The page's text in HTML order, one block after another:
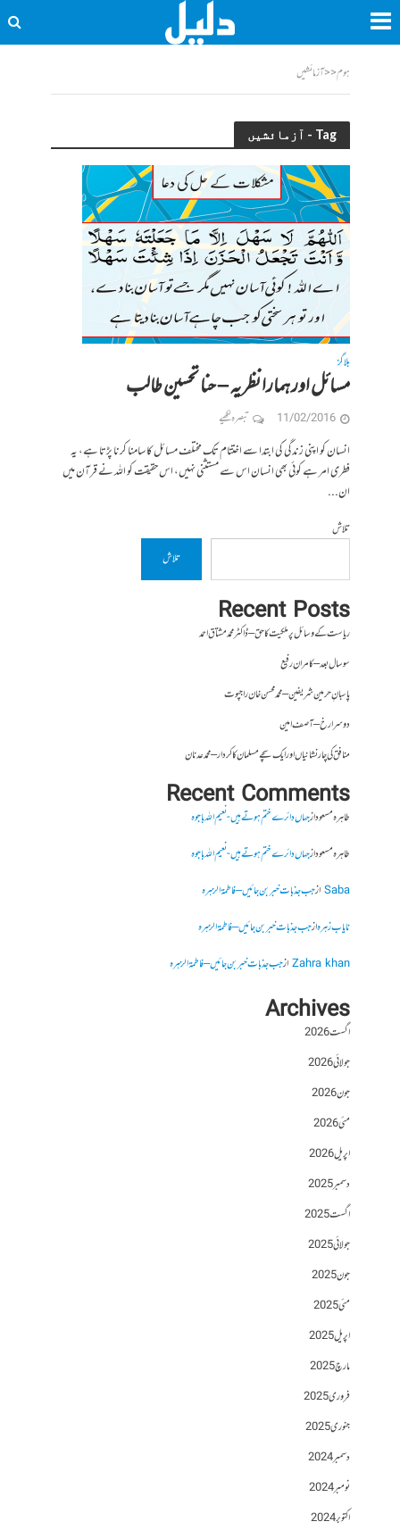
ہوم<<آزمائشیں
Tag - آزمائشیں
بلاگز
مسائل اور ہمارا نظریہ – حنا تحسین طالب
11/02/2016 تبصرہ لکھیے
انسان کو اپنی زندگی کی ابتدا سے اختتام تک مختلف مسائل کا سامنا کرنا پڑتا ہے، یہ
فطری امر ہے کوئی بھی انسان اس سے مستثنی نہیں، اس حقیقت کو اللہ نے قرآن میں
ان...
تلاش
تلاش
Recent Posts
ریاست کے وسائل پر ملکیت کا حق – ڈاکٹر محمد مشتاق احمد
سو سال بعد – کامران رفیع
پاسبانِ حرمین شریفین – محمد محسن خان راجپوت
دوسرا رخ – آصف امین
منافق کی چار نشانیاں اور ایک سچے مسلمان کا کردار – محمد عدنان
Recent Comments
طاہرہ مسعودازجہاں دائرے ختم ہوتے ہیں- نعیم اللہ باجوہ
طاہرہ مسعودازجہاں دائرے ختم ہوتے ہیں- نعیم اللہ باجوہ
Sabaازجب جذبات خبر بن جائیں – فاطمۃالزہرہ
نایاب زہرہازجب جذبات خبر بن جائیں – فاطمۃالزہرہ
Zahra khanازجب جذبات خبر بن جائیں – فاطمۃالزہرہ
Archives
اگست 2026
جولائی 2026
جون 2026
مئی 2026
اپریل 2026
دسمبر 2025
اگست 2025
جولائی 2025
جون 2025
مئی 2025
اپریل 2025
مارچ 2025
فروری 2025
جنوری 2025
دسمبر 2024
نومبر 2024
اکتوبر 2024